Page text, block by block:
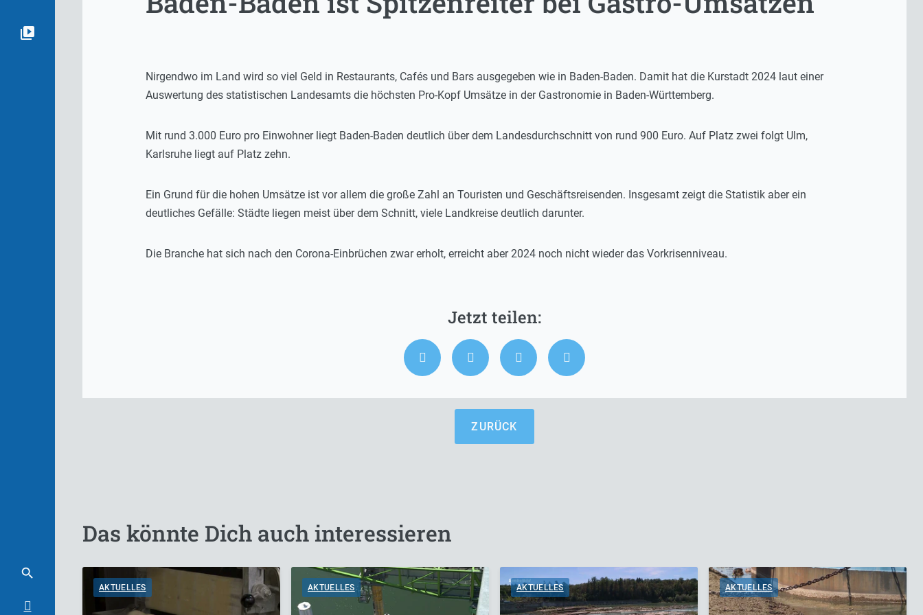
Nirgendwo im Land wird so viel Geld in Restaurants, Cafés und Bars ausgegeben wie in Baden-Baden. Damit hat die Kurstadt 2024 laut einer
Auswertung des statistischen Landesamts die höchsten Pro-Kopf Umsätze in der Gastronomie in Baden-Württemberg.
Mit rund 3.000 Euro pro Einwohner liegt Baden-Baden deutlich über dem Landesdurchschnitt von rund 900 Euro. Auf Platz zwei folgt Ulm,
Karlsruhe liegt auf Platz zehn.
Ein Grund für die hohen Umsätze ist vor allem die große Zahl an Touristen und Geschäftsreisenden. Insgesamt zeigt die Statistik aber ein
deutliches Gefälle: Städte liegen meist über dem Schnitt, viele Landkreise deutlich darunter.
Die Branche hat sich nach den Corona-Einbrüchen zwar erholt, erreicht aber 2024 noch nicht wieder das Vorkrisenniveau.
ZURÜCK
Das könnte Dich auch interessieren
AKTUELLES AKTUELLES AKTUELLES AKTUELLES